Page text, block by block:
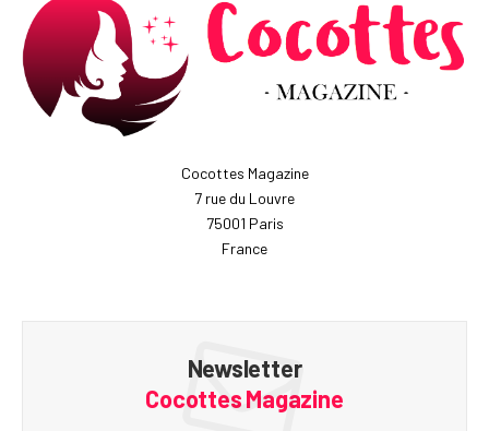
Cocottes Magazine
7 rue du Louvre
75001 Paris
France
Newsletter
Cocottes Magazine